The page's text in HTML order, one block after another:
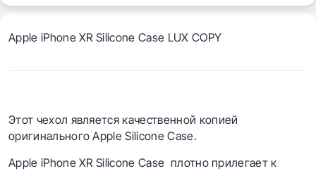
Apple iPhone XR Silicone Case LUX COPY
Этот чехол является качественной копией
оригинального Apple Silicone Case.
Apple iPhone XR Silicone Case плотно прилегает к